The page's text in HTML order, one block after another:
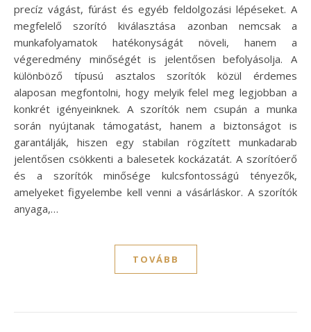
precíz vágást, fúrást és egyéb feldolgozási lépéseket. A
megfelelő szorító kiválasztása azonban nemcsak a
munkafolyamatok hatékonyságát növeli, hanem a
végeredmény minőségét is jelentősen befolyásolja. A
különböző típusú asztalos szorítók közül érdemes
alaposan megfontolni, hogy melyik felel meg legjobban a
konkrét igényeinknek. A szorítók nem csupán a munka
során nyújtanak támogatást, hanem a biztonságot is
garantálják, hiszen egy stabilan rögzített munkadarab
jelentősen csökkenti a balesetek kockázatát. A szorítóerő
és a szorítók minősége kulcsfontosságú tényezők,
amelyeket figyelembe kell venni a vásárláskor. A szorítók
anyaga,…
TOVÁBB